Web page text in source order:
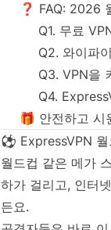
❓ FAQ: 2026
Q1. 무료
Q2. 와이파
Q3. VPN을
Q4.
🎁 안전하고 시
⚽ ExpressVPN 월
월드컵 같은 메가
하가 걸리고, 인터
든요.